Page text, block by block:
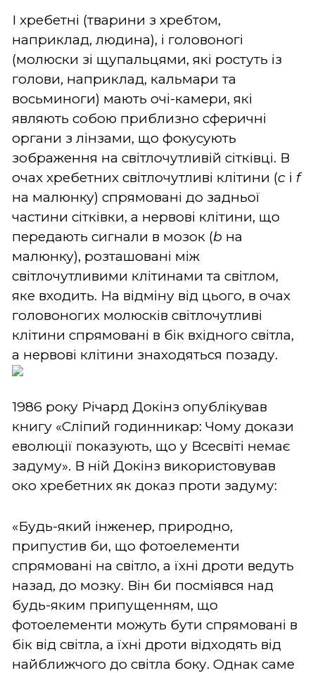
І хребетні (тварини з хребтом,
наприклад, людина), і головоногі
(молюски зі щупальцями, які ростуть із
голови, наприклад, кальмари та
восьминоги) мають очі-камери, які
являють собою приблизно сферичні
органи з лінзами, що фокусують
зображення на світлочутливій сітківці. В
очах хребетних світлочутливі клітини (c і f
на малюнку) спрямовані до задньої
частини сітківки, а нервові клітини, що
передають сигнали в мозок (b на
малюнку), розташовані між
світлочутливими клітинами та світлом,
яке входить. На відміну від цього, в очах
головоногих молюсків світлочутливі
клітини спрямовані в бік вхідного світла,
а нервові клітини знаходяться позаду.
1986 року Річард Докінз опублікував
книгу «Сліпий годинникар: Чому докази
еволюції показують, що у Всесвіті немає
задуму». В ній Докінз використовував
око хребетних як доказ проти задуму:
«Будь-який інженер, природно,
припустив би, що фотоелементи
спрямовані на світло, а їхні дроти ведуть
назад, до мозку. Він би посміявся над
будь-яким припущенням, що
фотоелементи можуть бути спрямовані в
бік від світла, а їхні дроти відходять від
найближчого до світла боку. Однак саме